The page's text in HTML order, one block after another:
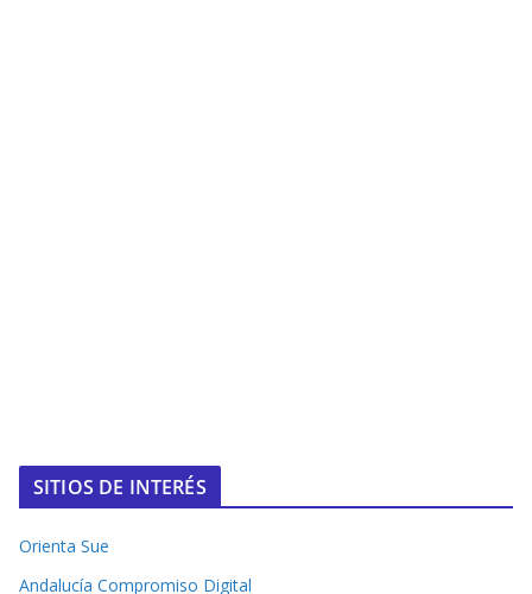
SITIOS DE INTERÉS
Orienta Sue
Andalucía Compromiso Digital